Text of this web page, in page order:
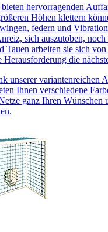
hervorragenden
Höhen klettern
federn und
sich auszutoben,
Tauen arbeiten sie sich
Herausforderung die
unserer variantenreichen
Ihnen verschiedene
ganz Ihren Wünschen